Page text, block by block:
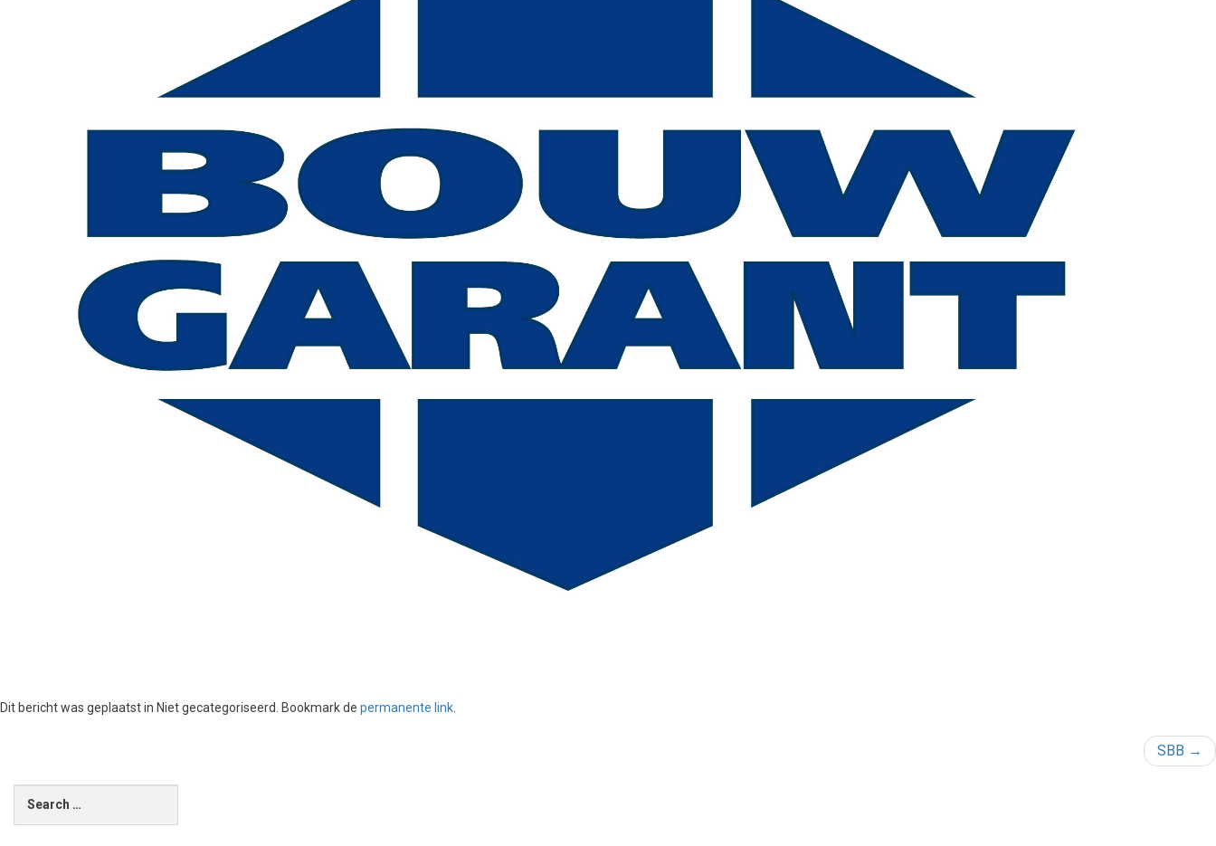
Dit bericht was geplaatst in Niet gecategoriseerd. Bookmark de permanente link
navigatie
SBB →